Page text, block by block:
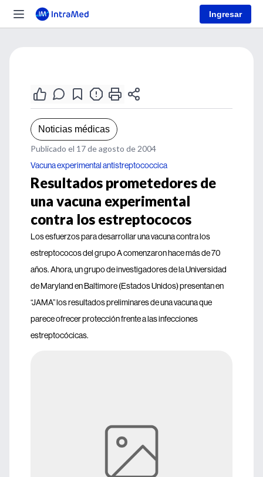
Ingresar
Noticias médicas
Publicado el 17 de agosto de 2004
Vacuna experimental antistreptococcica
Resultados prometedores de
una vacuna experimental
contra los estreptococos
Los esfuerzos para desarrollar una vacuna contra los
estreptococos del grupo A comenzaron hace más de 70
años. Ahora, un grupo de investigadores de la Universidad
de Maryland en Baltimore (Estados Unidos) presentan en
“JAMA” los resultados preliminares de una vacuna que
parece ofrecer protección frente a las infecciones
estreptocócicas.